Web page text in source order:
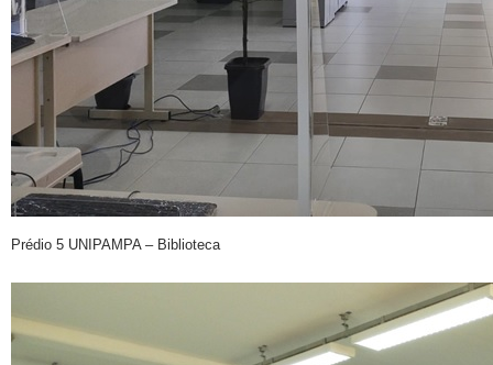
Prédio 5 UNIPAMPA – Biblioteca